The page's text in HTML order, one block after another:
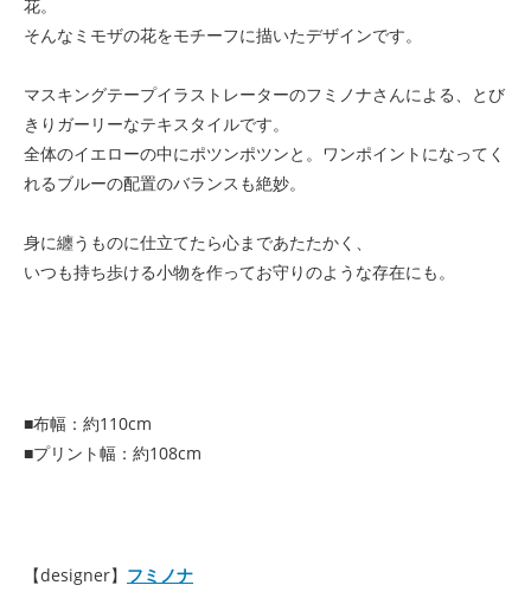
花。
そんなミモザの花をモチーフに描いたデザインです。
マスキングテープイラストレーターのフミノナさんによる、とび
きりガーリーなテキスタイルです。
全体のイエローの中にポツンポツンと。ワンポイントになってく
れるブルーの配置のバランスも絶妙。
身に纏うものに仕立てたら心まであたたかく、
いつも持ち歩ける小物を作ってお守りのような存在にも。
■布幅：約110cm
■プリント幅：約108cm
【designer】 フミノナ